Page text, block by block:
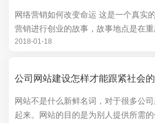
网络营销如何改变命运 这是一个真实
营销进行创业的故事，故事地点是在重
区最大的水产品批发市场，里面出现两
2018-01-18
公司网站建设怎样才能跟紧社会
网站不是什么新鲜名词，对于很多公
起来。网站的目的是为别人提供所需的